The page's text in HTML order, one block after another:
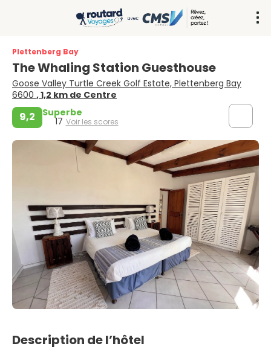
Plettenberg Bay
The Whaling Station Guesthouse
Goose Valley Turtle Creek Golf Estate, Plettenberg Bay
6600 , 1,2 km de Centre
9,2 Superbe
17 Voir les scores
Description de l’hôtel